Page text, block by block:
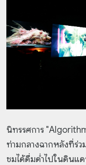
นิทรรศการ
ท่ามกลางฉากหลังที่ร่
ชมได้ดื่มด่ำไปในดินแ